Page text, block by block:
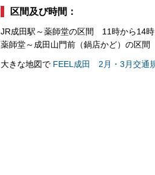
区間及び時間：
JR成田駅～薬師堂の区間 11時から14
薬師堂～成田山門前（鍋店かど）の区
大きな地図で FEEL成田 2月・3月交通